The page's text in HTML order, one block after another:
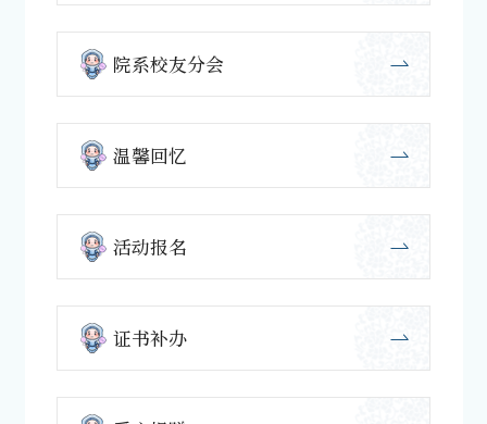
院系校友分会
温馨回忆
活动报名
证书补办